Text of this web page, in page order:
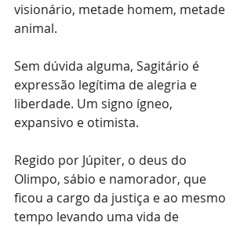
visionário, metade homem, metade
animal.
Sem dúvida alguma, Sagitário é
expressão legítima de alegria e
liberdade. Um signo ígneo,
expansivo e otimista.
Regido por Júpiter, o deus do
Olimpo, sábio e namorador, que
ficou a cargo da justiça e ao mesmo
tempo levando uma vida de